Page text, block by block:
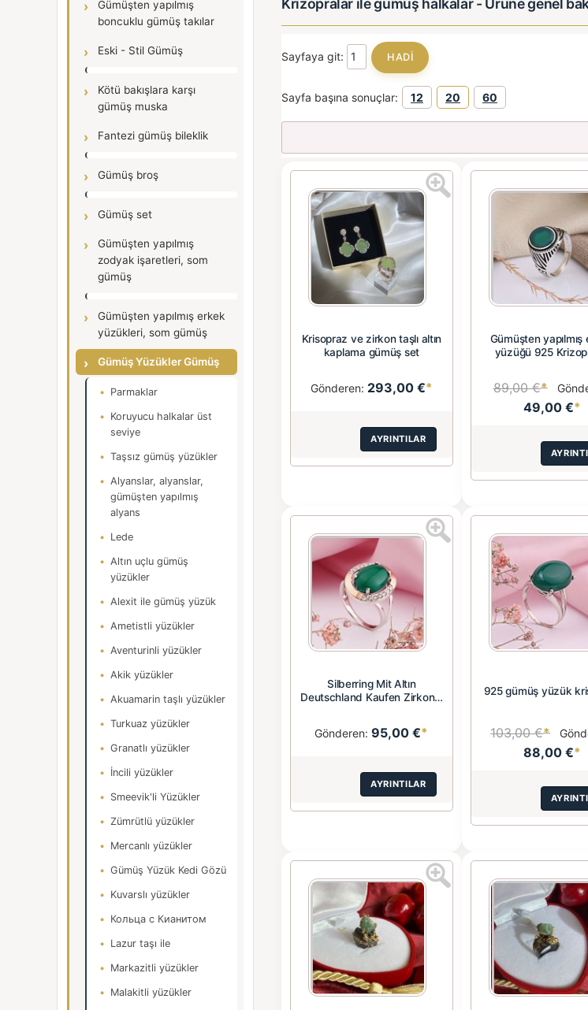
Gümüşten yapılmış
boncuklu gümüş takılar
Eski - Stil Gümüş
Kötü bakışlara karşı
gümüş muska
Fantezi gümüş bileklik
Gümüş broş
Gümüş set
Gümüşten yapılmış
zodyak işaretleri, som
gümüş
Gümüşten yapılmış erkek
yüzükleri, som gümüş
Gümüş Yüzükler Gümüş
Parmaklar
Koruyucu halkalar üst
seviye
Taşsız gümüş yüzükler
Alyanslar, alyanslar,
gümüşten yapılmış
alyans
Lede
Altın uçlu gümüş
yüzükler
Alexit ile gümüş yüzük
Ametistli yüzükler
Aventurinli yüzükler
Akik yüzükler
Akuamarin taşlı yüzükler
Turkuaz yüzükler
Granatlı yüzükler
İncili yüzükler
Smeevik'li Yüzükler
Zümrütlü yüzükler
Mercanlı yüzükler
Gümüş Yüzük Kedi Gözü
Kuvarslı yüzükler
Кольца с Кианитом
Lazur taşı ile
Markazitli yüzükler
Malakitli yüzükler
Krizopralar ile gümüş halkalar - Ürüne genel
Sayfaya git:
Sayfa başına sonuçlar: 12 20 60
Krisopraz ve zirkon taşlı altın
kaplama gümüş set
Gönderen: 293,00 €*
AYRINTILAR
Gümüşten yapılmış
yüzüğü 925
89,00 €*
49,00 €*
Silberring Mit Altın
Deutschland Kaufen Zirkonia
Gönderen:95,00 €*
AYRINTILAR
925 gümüş yüzük
103,00 €*
88,00 €*